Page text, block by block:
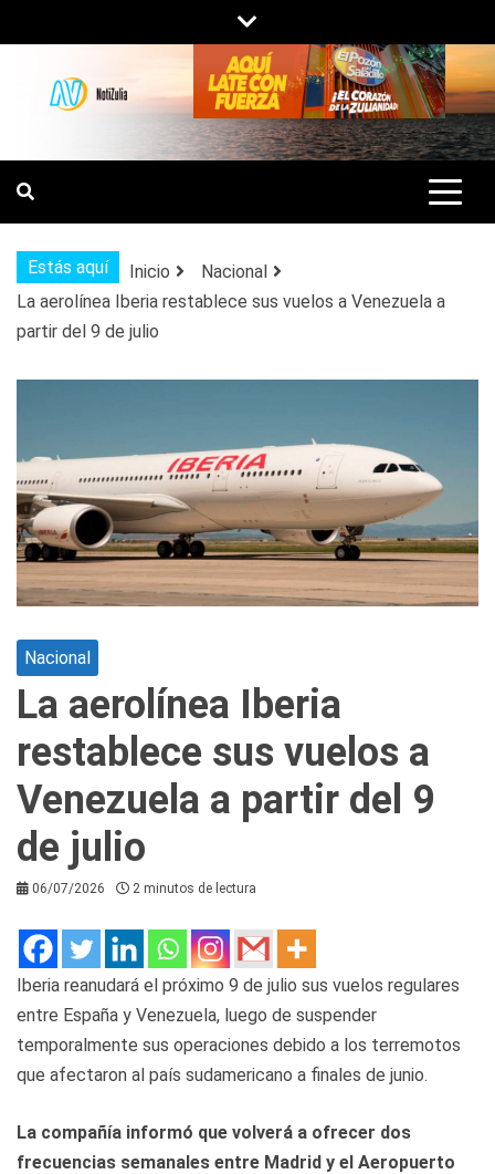
al
contenido
NOTIZULIA
NOTICIAS DEL ZULIA, VENEZUELA Y
DE INTERÉS GENERAL.
Estás aquí Inicio
Nacional
La aerolínea Iberia restablece sus vuelos a Venezuela a
partir del 9 de julio
Nacional
La aerolínea Iberia
restablece sus vuelos a
Venezuela a partir del 9
de julio
06/07/2026 2 minutos de lectura
Iberia reanudará el próximo 9 de julio sus vuelos regulares
entre España y Venezuela, luego de suspender
temporalmente sus operaciones debido a los terremotos
que afectaron al país sudamericano a finales de junio.
La compañía informó que volverá a ofrecer dos
frecuencias semanales entre Madrid y el Aeropuerto